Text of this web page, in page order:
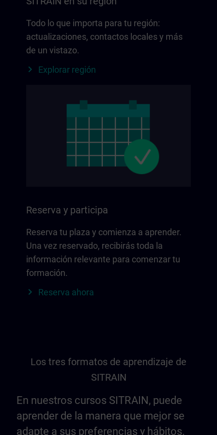
Todo lo que importa para tu región:
actualizaciones, contactos locales y más
de un vistazo.
Explorar región
Reserva y participa
Reserva tu plaza y comienza a aprender.
Una vez reservado, recibirás toda la
información relevante para comenzar tu
formación.
Reserva ahora
Los tres formatos de aprendizaje de
SITRAIN
En nuestros cursos SITRAIN, puede
aprender de la manera que mejor se
adapte a sus preferencias y hábitos.